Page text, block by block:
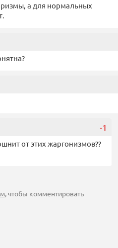
а для нормальных
-1
от этих жаргонизмов??
, чтобы комментировать